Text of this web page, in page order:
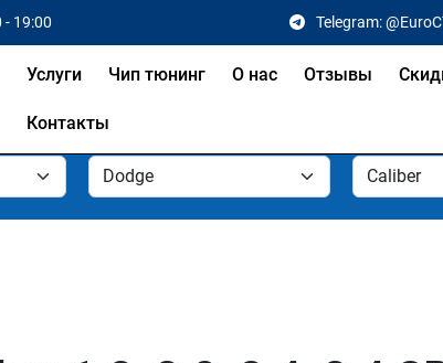
- 19:00 Telegram:
Услуги Чип тюнинг О нас Отзывы
Контакты